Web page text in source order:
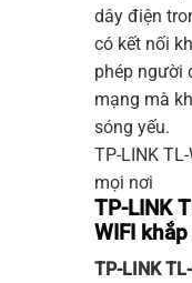
dây điện
có kết nối
phép người
mạng mà
sóng yếu.
TP-LINK
mọi nơi
TP-LINK
WIFI
TP-LINK